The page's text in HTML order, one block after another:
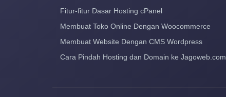
Fitur-fitur Dasar Hosting cPanel
Membuat Toko Online Dengan Woocommerce
Membuat Website Dengan CMS Wordpress
Cara Pindah Hosting dan Domain ke Jagoweb.com